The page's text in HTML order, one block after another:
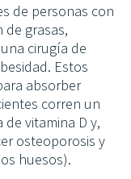
de personas con
grasas,
cirugía de
Estos
absorber
corren un
vitamina D y,
osteoporosis y
huesos).